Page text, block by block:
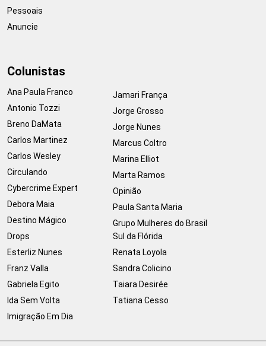
Pessoais
Anuncie
Colunistas
Ana Paula Franco
Antonio Tozzi
Breno DaMata
Carlos Martinez
Carlos Wesley
Circulando
Cybercrime Expert
Debora Maia
Destino Mágico
Drops
Esterliz Nunes
Franz Valla
Gabriela Egito
Ida Sem Volta
Imigração Em Dia
Jamari França
Jorge Grosso
Jorge Nunes
Marcus Coltro
Marina Elliot
Marta Ramos
Opinião
Paula Santa Maria
Grupo Mulheres do Brasil
Sul da Flórida
Renata Loyola
Sandra Colicino
Taiara Desirée
Tatiana Cesso